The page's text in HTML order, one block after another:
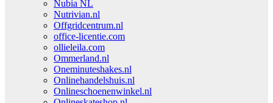
Nubia NL
Nutrivian.nl
Offgridcentrum.nl
office-licentie.com
ollieleila.com
Ommerland.nl
Oneminuteshakes.nl
Onlinehandelshuis.nl
Onlineschoenenwinkel.nl